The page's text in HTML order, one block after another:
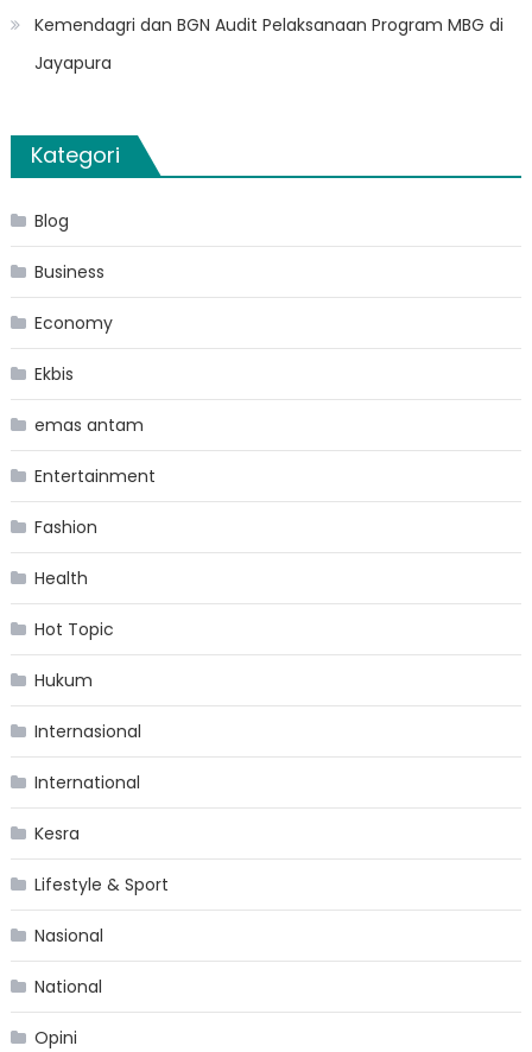
Kemendagri dan BGN Audit Pelaksanaan Program MBG di
Jayapura
Kategori
Blog
Business
Economy
Ekbis
emas antam
Entertainment
Fashion
Health
Hot Topic
Hukum
Internasional
International
Kesra
Lifestyle & Sport
Nasional
National
Opini